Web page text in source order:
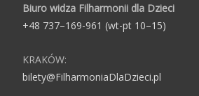
Biuro widza Filharmonii dla Dzieci
+48 737–169-961 (wt-pt 10–15)
KRAKÓW:
bilety@FilharmoniaDlaDzieci.pl